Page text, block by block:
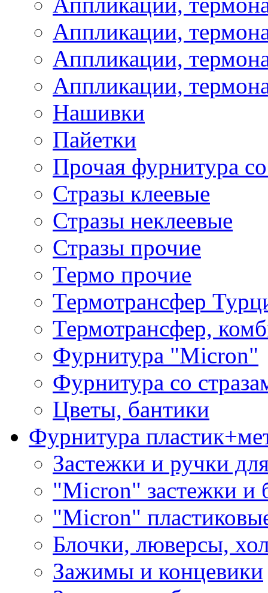
Аппликации,
Аппликации,
Аппликации,
Нашивки
Пайетки
Прочая фурнитура
Стразы клеевые
Стразы неклеевые
Стразы прочие
Термо прочие
Термотрансфер
Термотрансфер,
Фурнитура "Micron"
Фурнитура со
Цветы, бантики
Фурнитура
Застежки и ручки
"Micron" застежки и
"Micron"
Блочки, люверсы,
Зажимы и концевики